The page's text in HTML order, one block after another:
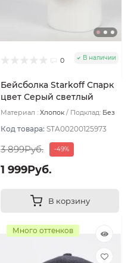
0 В наличии
Бейсболка Starkoff Спарк
цвет Серый светлый
размер 58
Материал : Хлопок Подклад: Без
Код товара: STA00200125973
3 899Руб. -49%
1 999Руб.
В корзину
Много оттенков